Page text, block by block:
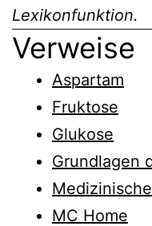
Lexikonfunktion.
Verweise
Aspartam
Fruktose
Glukose
Grundlagen
MC Home